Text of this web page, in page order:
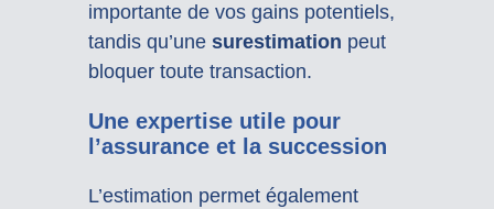
importante de vos gains potentiels,
tandis qu’une surestimation peut
bloquer toute transaction.
Une expertise utile pour
l’assurance et la succession
L’estimation permet également